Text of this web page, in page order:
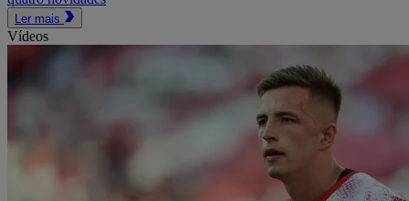
Ler mais
Vídeos